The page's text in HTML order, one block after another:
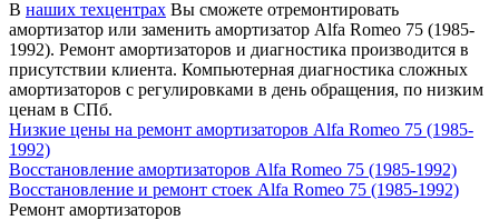
В наших техцентрах Вы сможете отремонтировать
амортизатор или заменить амортизатор Alfa Romeo 75 (1985-
1992). Ремонт амортизаторов и диагностика производится в
присутствии клиента. Компьютерная диагностика сложных
амортизаторов с регулировками в день обращения, по низким
ценам в СПб.
Низкие цены на ремонт амортизаторов Alfa Romeo 75 (1985-
1992)
Восстановление амортизаторов Alfa Romeo 75 (1985-1992)
Восстановление и ремонт стоек Alfa Romeo 75 (1985-1992)
Ремонт амортизаторов